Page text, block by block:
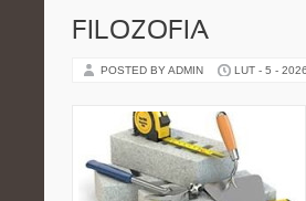
FILOZOFIA
POSTED BY ADMIN LUT - 5 - 2026